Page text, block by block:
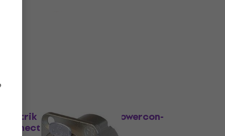
Neutrik NAC3FXXA-W-S Powercon-
connector